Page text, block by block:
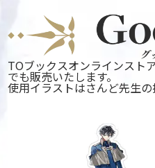
TOブックスオンラインスト
でも販売いたします。
使用イラストはさんど先生の